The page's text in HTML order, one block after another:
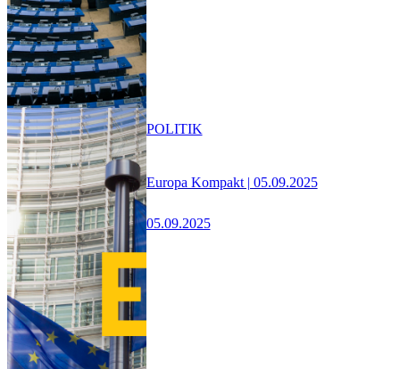
Europa Kompakt | 05.09.2025
05.09.2025
POLITIK